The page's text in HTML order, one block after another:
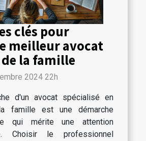
clés pour
meilleur avocat
la famille
2024 22h
d'un avocat spécialisé en
famille est une démarche
qui mérite une attention
Choisir le professionnel